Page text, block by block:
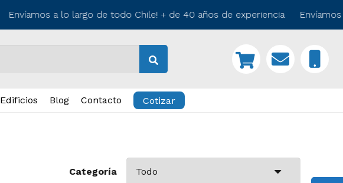
Envíamos a lo largo de todo Chile! + de 40 años de experiencia
Edificios Blog Contacto Cotizar
Categoría